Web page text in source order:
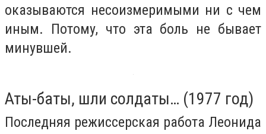
оказываются несоизмеримыми ни с чем
иным. Потому, что эта боль не бывает
минувшей.
Аты-баты, шли солдаты… (1977 год)
Последняя режиссерская работа Леонида